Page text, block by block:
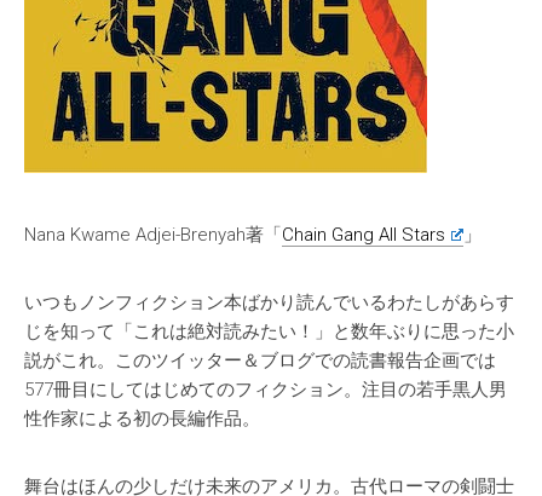
Nana Kwame Adjei-Brenyah著「Chain Gang All Stars 」
いつもノンフィクション本ばかり読んでいるわたしがあらす
じを知って「これは絶対読みたい！」と数年ぶりに思った小
説がこれ。このツイッター＆ブログでの読書報告企画では
577冊目にしてはじめてのフィクション。注目の若手黒人男
性作家による初の長編作品。
舞台はほんの少しだけ未来のアメリカ。古代ローマの剣闘士